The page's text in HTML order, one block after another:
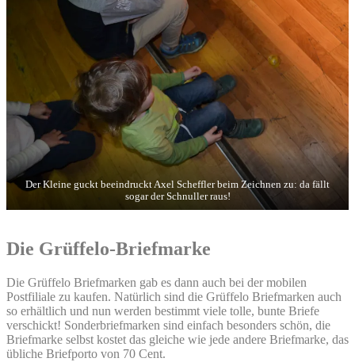
Der Kleine guckt beeindruckt Axel Scheffler beim Zeichnen zu: da fällt
sogar der Schnuller raus!
Die Grüffelo-Briefmarke
Die Grüffelo Briefmarken gab es dann auch bei der mobilen
Postfiliale zu kaufen. Natürlich sind die Grüffelo Briefmarken auch
so erhältlich und nun werden bestimmt viele tolle, bunte Briefe
verschickt! Sonderbriefmarken sind einfach besonders schön, die
Briefmarke selbst kostet das gleiche wie jede andere Briefmarke, das
übliche Briefporto von 70 Cent.